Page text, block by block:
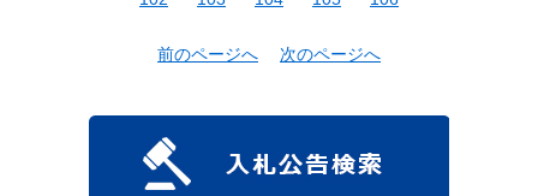
前のページへ 次のページへ